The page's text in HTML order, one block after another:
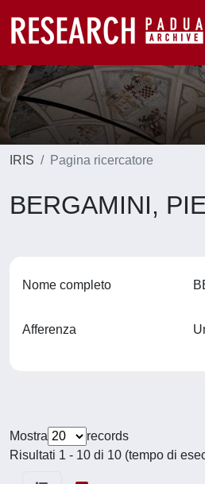
IRIS Pagina ricercatore
BERGAMINI,
Nome completo
Afferenza
Mostra
records
Risultati 1 - 10 di 10 (tempo di